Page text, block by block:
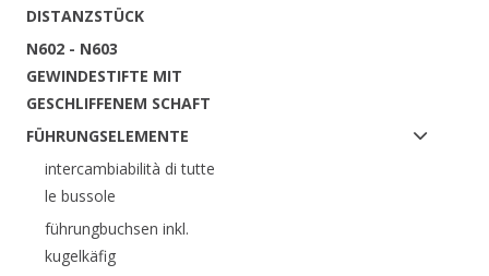
DISTANZSTÜCK
N602 - N603
GEWINDESTIFTE MIT
GESCHLIFFENEM SCHAFT
FÜHRUNGSELEMENTE
intercambiabilità di tutte
le bussole
führungbuchsen inkl.
kugelkäfig